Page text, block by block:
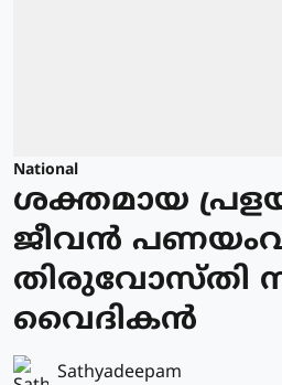
National
ശക്തമായ
ജീവൻ
തിരുവോസ്തി
വൈദികൻ
Sathyadeepam